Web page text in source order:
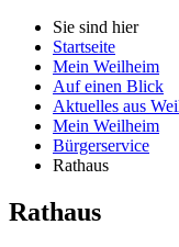
Sie sind hier
Startseite
Mein Weilheim
Auf einen Blick
Aktuelles aus
Mein Weilheim
Bürgerservice
Rathaus
Rathaus